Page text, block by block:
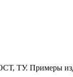
ТУ. Примеры